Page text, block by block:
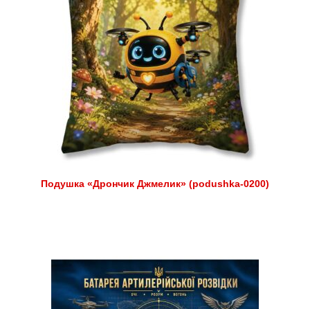
Подушка «Дрончик Джмелик» (podushka-0200)